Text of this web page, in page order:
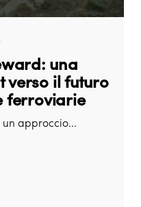
una
verso il futuro
ferroviarie
un approccio...